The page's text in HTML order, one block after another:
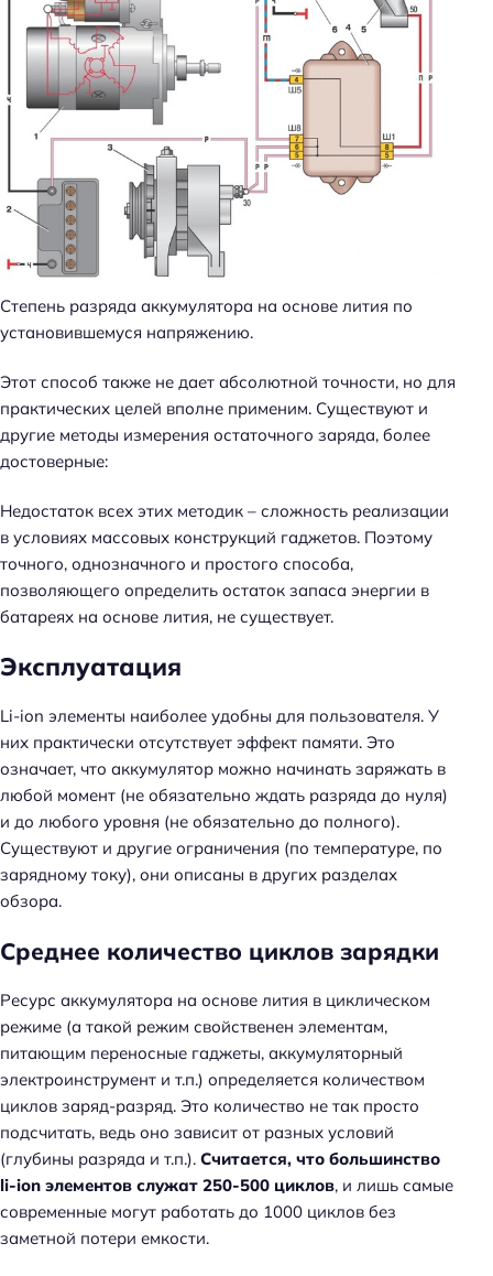
Степень разряда аккумулятора на основе лития по
установившемуся напряжению.
Этот способ также не дает абсолютной точности, но для
практических целей вполне применим. Существуют и
другие методы измерения остаточного заряда, более
достоверные:
Недостаток всех этих методик – сложность реализации
в условиях массовых конструкций гаджетов. Поэтому
точного, однозначного и простого способа,
позволяющего определить остаток запаса энергии в
батареях на основе лития, не существует.
Эксплуатация
Li-ion элементы наиболее удобны для пользователя. У
них практически отсутствует эффект памяти. Это
означает, что аккумулятор можно начинать заряжать в
любой момент (не обязательно ждать разряда до нуля)
и до любого уровня (не обязательно до полного).
Существуют и другие ограничения (по температуре, по
зарядному току), они описаны в других разделах
обзора.
Среднее количество циклов зарядки
Ресурс аккумулятора на основе лития в циклическом
режиме (а такой режим свойственен элементам,
питающим переносные гаджеты, аккумуляторный
электроинструмент и т.п.) определяется количеством
циклов заряд-разряд. Это количество не так просто
подсчитать, ведь оно зависит от разных условий
(глубины разряда и т.п.). Считается, что большинство
li-ion элементов служат 250-500 циклов, и лишь самые
современные могут работать до 1000 циклов без
заметной потери емкости.